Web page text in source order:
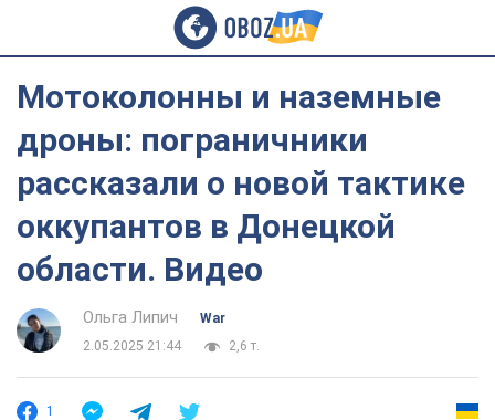
Мотоколонны и наземные
дроны: пограничники
рассказали о новой тактике
оккупантов в Донецкой
области. Видео
Ольга Липич
War
2.05.2025 21:44
2,6 т.
1